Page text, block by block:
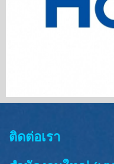
ติดต่อเรา